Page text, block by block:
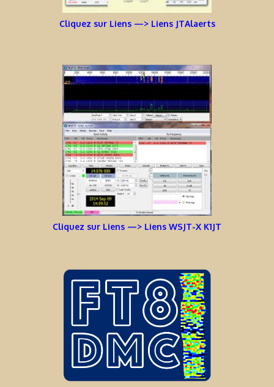
Cliquez sur Liens —> Liens JTAlaerts
Cliquez sur Liens —> Liens WSJT-X K1JT